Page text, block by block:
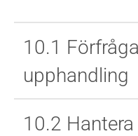
10.1
upphandling
10.2